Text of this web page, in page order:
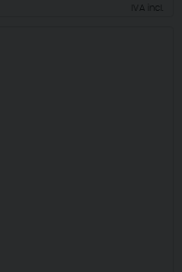
IVA incl.